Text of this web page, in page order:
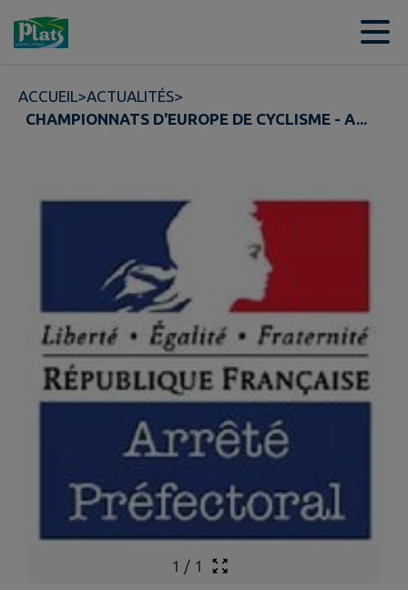
Contenu
ACCUEIL>ACTUALITÉS>
CHAMPIONNATS D'EUROPE DE CYCLISME - A...
1 / 1